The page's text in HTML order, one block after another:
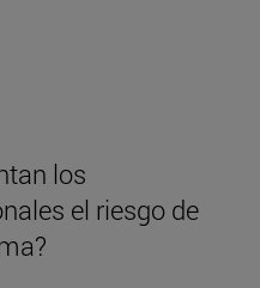
los
el riesgo de